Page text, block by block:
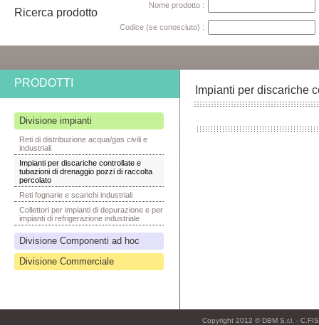
Ricerca prodotto
Nome prodotto :
Codice (se conosciuto) :
PRODOTTI
Divisione impianti
Reti di distribuzione acqua/gas civili e
industriali
Impianti per discariche controllate e
tubazioni di drenaggio pozzi di raccolta
percolato
Reti fognarie e scarichi industriali
Collettori per impianti di depurazione e per
impianti di refrigerazione industriale
Divisione Componenti ad hoc
Divisione Commerciale
Impianti per discariche
Copyright 2012 © DBM S.r.l. -